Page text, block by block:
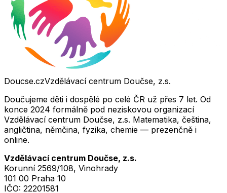
Doucse.czVzdělávací centrum Doučse, z.s.
Doučujeme děti i dospělé po celé ČR už přes 7 let. Od
konce 2024 formálně pod neziskovou organizací
Vzdělávací centrum Doučse, z.s. Matematika, čeština,
angličtina, němčina, fyzika, chemie — prezenčně i
online.
Vzdělávací centrum Doučse, z.s.
Korunní 2569/108, Vinohrady
101 00 Praha 10
IČO: 22201581